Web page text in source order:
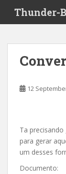
i
Thunder-
12
Ta
para gerar
um desses
Documento: